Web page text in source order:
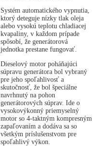
Systém automatického vypnutia,
ktorý deteguje nízky tlak oleja
alebo vysokú teplotu chladiacej
kvapaliny, v každom prípade
spôsobí, že generátorová
jednotka prestane fungovať.
Dieselový motor poháňajúci
súpravu generátora bol vybraný
pre jeho spoľahlivosť a
skutočnosť, že bol špeciálne
navrhnutý na pohon
generátorových súprav. Ide o
vysokovýkonný priemyselný
motor so 4-taktným kompresným
zapaľovaním a dodáva sa so
všetkým príslušenstvom pre
spoľahlivý výkon.